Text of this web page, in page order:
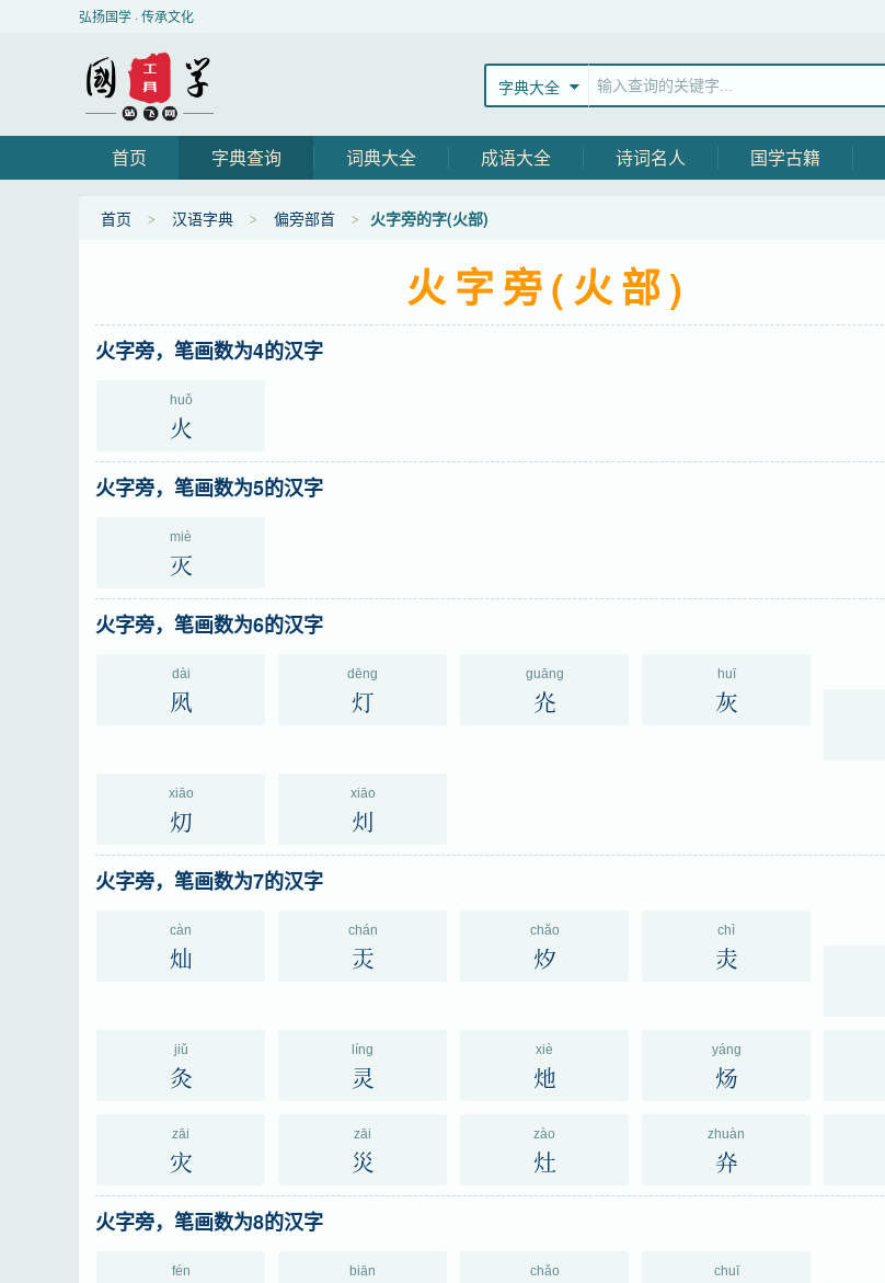
弘扬国学 · 传承文化
字典大全
首页 字典查询 词典大全 成语大全 诗词名人 国学古籍
首页 汉语字典 偏旁部首 火字旁的字(火部)
火字旁(火部)
火字旁，笔画数为4的汉字
huǒ
火
火字旁，笔画数为5的汉字
miè
灭
火字旁，笔画数为6的汉字
dài
㶡
dēng
灯
guāng
灮
huī
灰
xiāo
灱
xiāo
灲
火字旁，笔画数为7的汉字
càn
灿
chán
㶣
chǎo
㶤
chì
灻
jiǔ
灸
líng
灵
xiè
灺
yáng
炀
zāi
灾
zāi
災
zào
灶
zhuàn
灷
火字旁，笔画数为8的汉字
fén biān chǎo chuī